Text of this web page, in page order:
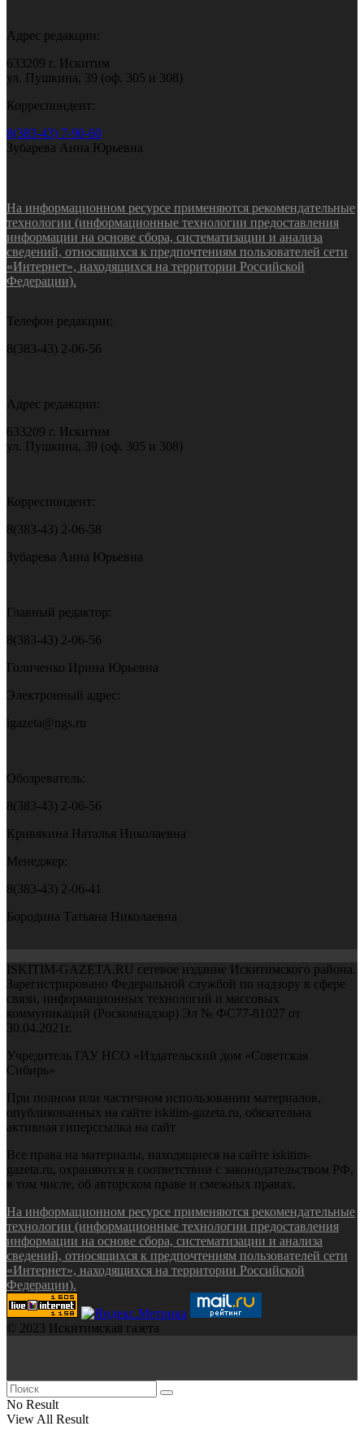
Адрес редакции:
633209 г. Искитим
ул. Пушкина, 39 (оф. 305 и 308)
Корреспондент:
8(383-43) 7-90-60
Зубарева Анна Юрьевна
На информационном ресурсе применяются рекомендательные
технологии (информационные технологии предоставления
информации на основе сбора, систематизации и анализа
сведений, относящихся к предпочтениям пользователей сети
«Интернет», находящихся на территории Российской
Федерации).
Телефон редакции:
8(383-43) 2-06-56
Адрес редакции:
633209 г. Искитим
ул. Пушкина, 39 (оф. 305 и 308)
Корреспондент:
8(383-43) 2-06-58
Зубарева Анна Юрьевна
Главный редактор:
8(383-43) 2-06-56
Голиченко Ирина Юрьевна
Электронный адрес:
igazeta@ngs.ru
Обозреватель:
8(383-43) 2-06-56
Кривякина Наталья Николаевна
Менеджер:
8(383-43) 2-06-41
Бородина Татьяна Николаевна
ISKITIM-GAZETA.RU сетевое издание Искитимского района.
Зарегистрировано Федеральной службой по надзору в сфере
связи, информационных технологий и массовых
коммуникаций (Роскомнадзор) Эл № ФС77-81027 от
30.04.2021г.
Учредитель ГАУ НСО «Издательский дом «Советская
Сибирь»
При полном или частичном использовании материалов,
опубликованных на сайте iskitim-gazeta.ru, обязательна
активная гиперссылка на сайт
Все права на материалы, находящиеся на сайте iskitim-
gazeta.ru, охраняются в соответствии с законодательством РФ,
в том числе, об авторском праве и смежных правах.
На информационном ресурсе применяются рекомендательные
технологии (информационные технологии предоставления
информации на основе сбора, систематизации и анализа
сведений, относящихся к предпочтениям пользователей сети
«Интернет», находящихся на территории Российской
Федерации).
© 2023 Искитимская газета
No Result
View All Result